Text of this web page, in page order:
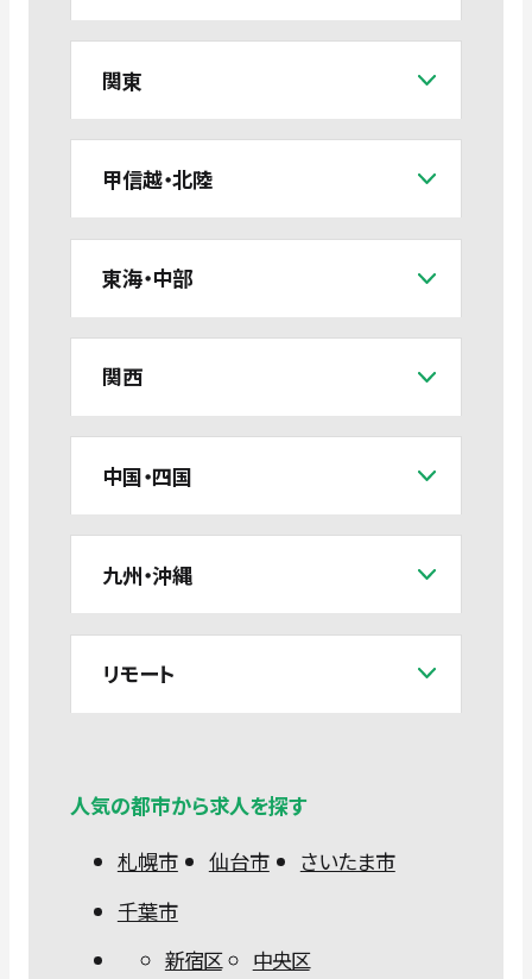
関東
甲信越・北陸
東海・中部
関西
中国・四国
九州・沖縄
リモート
人気の都市から求人を探す
札幌市
仙台市
さいたま市
千葉市
新宿区
中央区